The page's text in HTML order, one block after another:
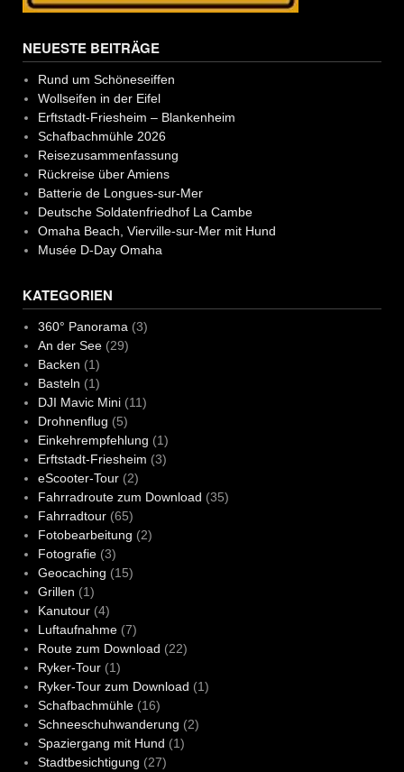
NEUESTE BEITRÄGE
Rund um Schöneseiffen
Wollseifen in der Eifel
Erftstadt-Friesheim – Blankenheim
Schafbachmühle 2026
Reisezusammenfassung
Rückreise über Amiens
Batterie de Longues-sur-Mer
Deutsche Soldatenfriedhof La Cambe
Omaha Beach, Vierville-sur-Mer mit Hund
Musée D-Day Omaha
KATEGORIEN
360° Panorama (3)
An der See(29)
Backen (1)
Basteln (1)
DJI Mavic Mini(11)
Drohnenflug (5)
Einkehrempfehlung (1)
Erftstadt-Friesheim (3)
eScooter-Tour(2)
Fahrradroute zum Download (35)
Fahrradtour(65)
Fotobearbeitung (2)
Fotografie(3)
Geocaching (15)
Grillen (1)
Kanutour(4)
Luftaufnahme(7)
Route zum Download (22)
Ryker-Tour(1)
Ryker-Tour zum Download (1)
Schafbachmühle(16)
Schneeschuhwanderung (2)
Spaziergang mit Hund (1)
Stadtbesichtigung (27)